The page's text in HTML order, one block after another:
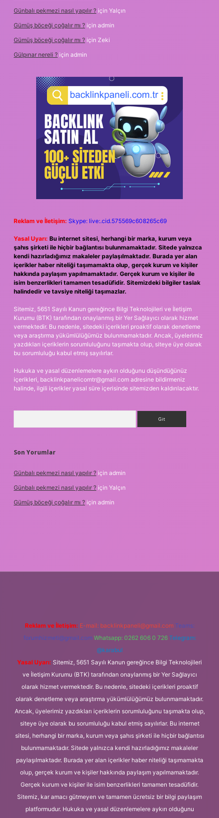
Günbalı pekmezi nasıl yapılır ? için Yalçın
Gümüş böceği çoğalır mı ? için admin
Gümüş böceği çoğalır mı ? için Zeki
Gülpınar nereli ? için admin
Reklam ve İletişim: Skype: live:.cid.575569c608265c69
Yasal Uyarı: Bu internet sitesi, herhangi bir marka, kurum veya
şahıs şirketi ile hiçbir bağlantısı bulunmamaktadır. Sitede yalnızca
kendi hazırladığımız makaleler paylaşılmaktadır. Burada yer alan
içerikler haber niteliği taşımamakta olup, gerçek kurum ve kişiler
hakkında paylaşım yapılmamaktadır. Gerçek kurum ve kişiler ile
isim benzerlikleri tamamen tesadüfidir. Sitemizdeki bilgiler taslak
halindedir ve tavsiye niteliği taşımazlar.
Sitemiz, 5651 Sayılı Kanun gereğince Bilgi Teknolojileri ve İletişim
Kurumu (BTK) tarafından onaylanmış bir Yer Sağlayıcı olarak hizmet
vermektedir. Bu nedenle, sitedeki içerikleri proaktif olarak denetleme
veya araştırma yükümlülüğümüz bulunmamaktadır. Ancak, üyelerimiz
yazdıkları içeriklerin sorumluluğunu taşımakta olup, siteye üye olarak
bu sorumluluğu kabul etmiş sayılırlar.
Hukuka ve yasal düzenlemelere aykırı olduğunu düşündüğünüz
içerikleri, backlinkpanelicomtr@gmail.com adresine bildirmeniz
halinde, ilgili içerikler yasal süre içerisinde sitemizden kaldırılacaktır.
Son Yorumlar
Günbalı pekmezi nasıl yapılır ? için admin
Günbalı pekmezi nasıl yapılır ? için Yalçın
Gümüş böceği çoğalır mı ? için admin
Reklam ve İletişim: E-mail: backlinkpaneli@gmail.com Teams:
forumhizmeti@gmail.com Whatsapp: 0262 606 0 726 Telegram:
@karabul
Yasal Uyarı: Sitemiz, 5651 Sayılı Kanun gereğince Bilgi Teknolojileri
ve İletişim Kurumu (BTK) tarafından onaylanmış bir Yer Sağlayıcı
olarak hizmet vermektedir. Bu nedenle, sitedeki içerikleri proaktif
olarak denetleme veya araştırma yükümlülüğümüz bulunmamaktadır.
Ancak, üyelerimiz yazdıkları içeriklerin sorumluluğunu taşımakta olup,
siteye üye olarak bu sorumluluğu kabul etmiş sayılırlar. Bu internet
sitesi, herhangi bir marka, kurum veya şahıs şirketi ile hiçbir bağlantısı
bulunmamaktadır. Sitede yalnızca kendi hazırladığımız makaleler
paylaşılmaktadır. Burada yer alan içerikler haber niteliği taşımamakta
olup, gerçek kurum ve kişiler hakkında paylaşım yapılmamaktadır.
Gerçek kurum ve kişiler ile isim benzerlikleri tamamen tesadüfidir.
Sitemiz, kar amacı gütmeyen ve tamamen ücretsiz bir bilgi paylaşım
platformudur. Hukuka ve yasal düzenlemelere aykırı olduğunu